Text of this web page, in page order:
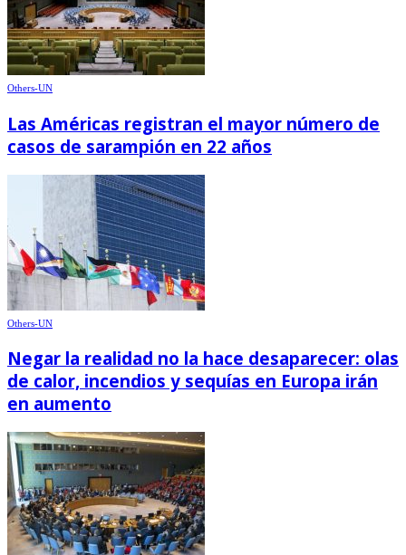
Others-UN
Las Américas registran el mayor número de
casos de sarampión en 22 años
Others-UN
Negar la realidad no la hace desaparecer: olas
de calor, incendios y sequías en Europa irán
en aumento